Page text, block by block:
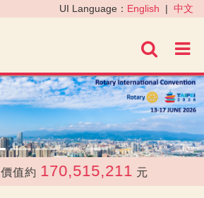
進階
UI Language： English | 中文
›
170,515,211 元